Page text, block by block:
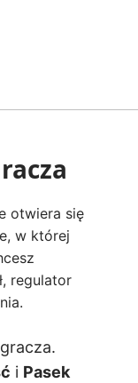
otwiera się
w której
regulator
i Pasek